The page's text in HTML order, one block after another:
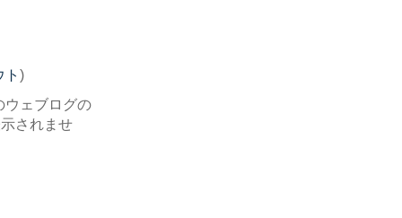
)
ウェブログの
されませ